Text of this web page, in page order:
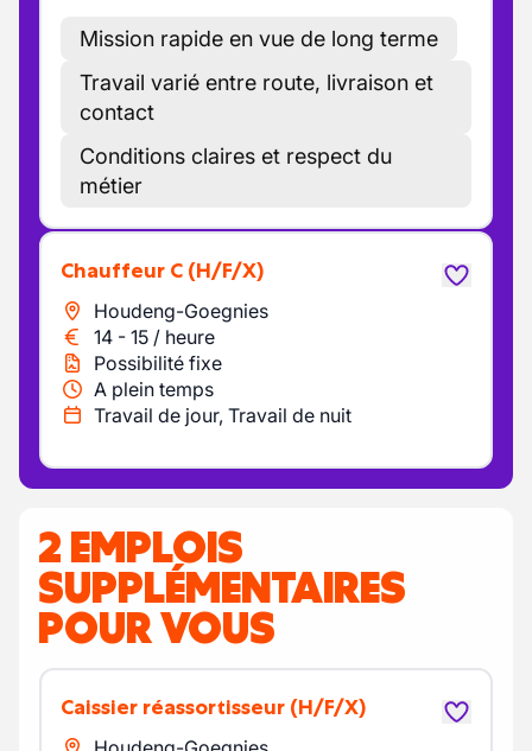
Mission rapide en vue de long terme
Travail varié entre route, livraison et
contact
Conditions claires et respect du
métier
Chauffeur C (H/F/X)
Houdeng-Goegnies
14 - 15 / heure
Possibilité fixe
A plein temps
Travail de jour, Travail de nuit
2 EMPLOIS
SUPPLÉMENTAIRES
POUR VOUS
Caissier réassortisseur (H/F/X)